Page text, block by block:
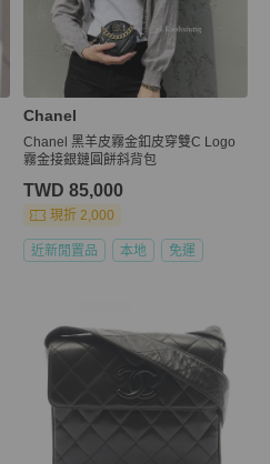
Chanel
Chanel 黑羊皮霧金釦皮穿雙C Logo
霧金接銀鏈圓餅斜背包
TWD 85,000
現折 2,000
近新閒置品 本地 免運